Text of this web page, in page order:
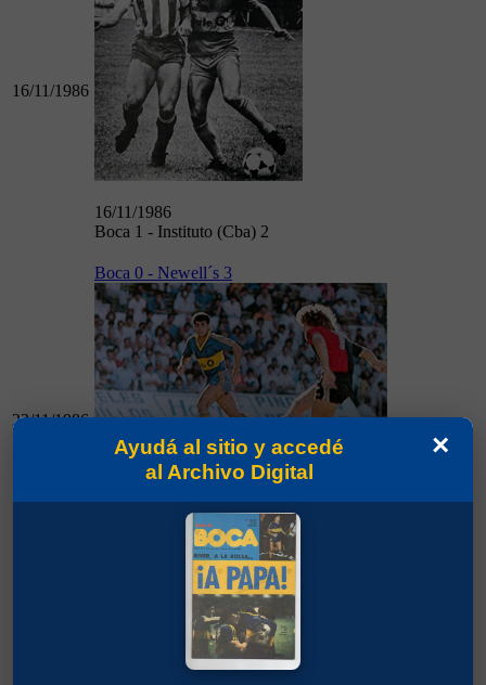
16/11/1986
16/11/1986
Boca 1 - Instituto (Cba) 2
23/11/1986
Boca 0 - Newell´s 3
Boca 0 - Newell´s 3
Estudiantes (LP) 0 - Boca 3
×
Ayudá al sitio y accedé
al Archivo Digital